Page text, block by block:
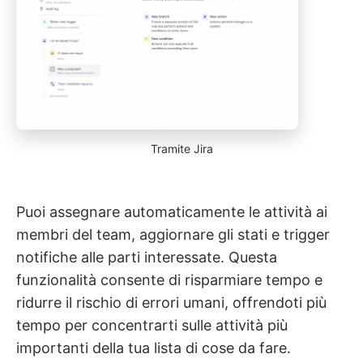
Tramite Jira
Puoi assegnare automaticamente le attività ai
membri del team, aggiornare gli stati e trigger
notifiche alle parti interessate. Questa
funzionalità consente di risparmiare tempo e
ridurre il rischio di errori umani, offrendoti più
tempo per concentrarti sulle attività più
importanti della tua lista di cose da fare.